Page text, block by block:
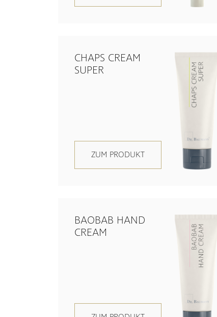
CHAPS CREAM
SUPER
ZUM PRODUKT
BAOBAB HAND
CREAM